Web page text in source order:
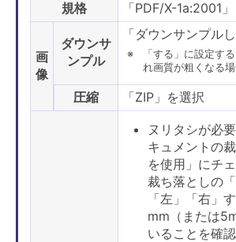
規格
「PDF/X-1a:2001」
画
像
ダウンサ
ンプル
「ダウンサンプルし
「する」に設定す
れ画質が粗くなる場
圧縮 「ZIP」を選択
ヌリタシが必
キュメントの
を使用」にチ
裁ち落としの
「左」「右」
mm（または
いることを確認